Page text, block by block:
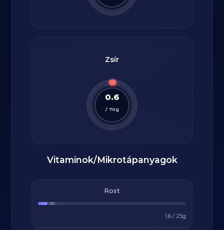
Zsír
0.6
/ 70g
Vitaminok/Mikrotápanyagok
Rost
1.6/ 25g